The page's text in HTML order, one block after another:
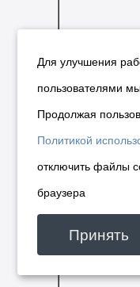
Для улучшения
пользователями
Продолжая
Политикой
отключить файлы
браузера
Принять